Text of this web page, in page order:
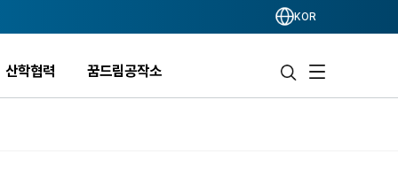
KOR
산학협력 꿈드림공작소